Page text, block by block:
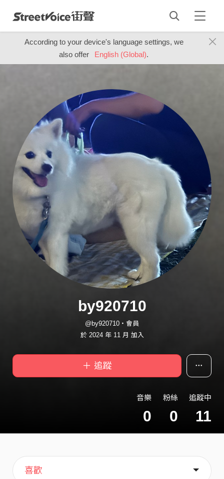
According to your device's language settings, we
also offer
English (Global).
by920710
@by920710・會員
於 2024 年 11 月 加入
＋ 追蹤
音樂
0
粉絲
0
追蹤中
11
主頁
喜歡
關於